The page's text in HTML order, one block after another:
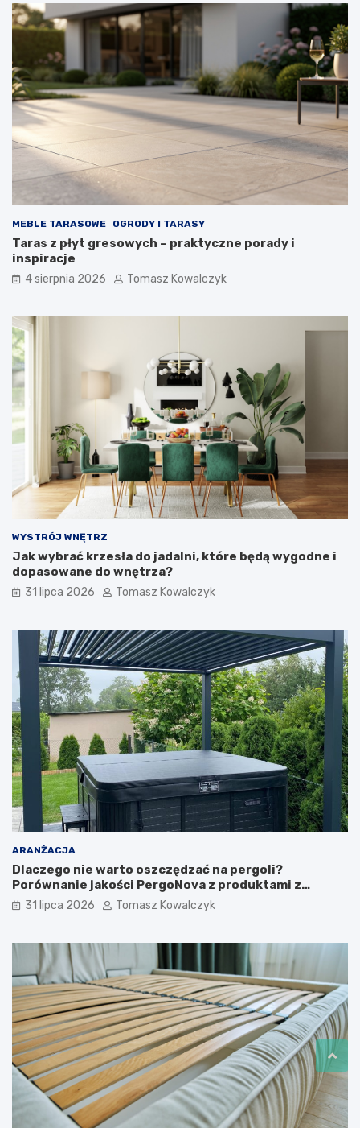
MEBLE TARASOWE OGRODY I TARASY
Taras z płyt gresowych – praktyczne porady i
inspiracje
4 sierpnia 2026 Tomasz Kowalczyk
WYSTRÓJ WNĘTRZ
Jak wybrać krzesła do jadalni, które będą wygodne i
dopasowane do wnętrza?
31 lipca 2026 Tomasz Kowalczyk
ARANŻACJA
Dlaczego nie warto oszczędzać na pergoli?
Porównanie jakości PergoNova z produktami z
marketu
31 lipca 2026 Tomasz Kowalczyk